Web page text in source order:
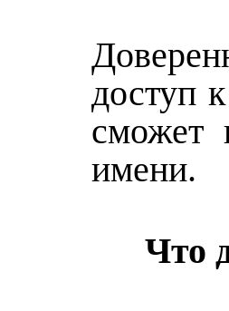
доступ
сможет
имени.
Что